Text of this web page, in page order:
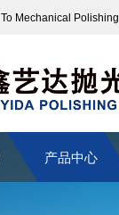
Mechanical Polishing
产品中心